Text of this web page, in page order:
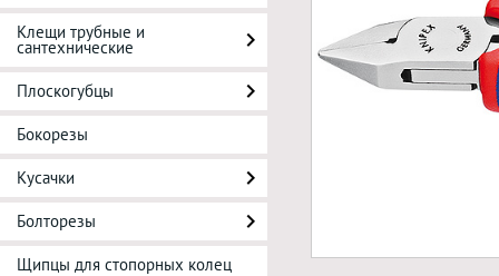
Клещи трубные и
сантехнические
Плоскогубцы
Бокорезы
Кусачки
Болторезы
Щипцы для стопорных колец